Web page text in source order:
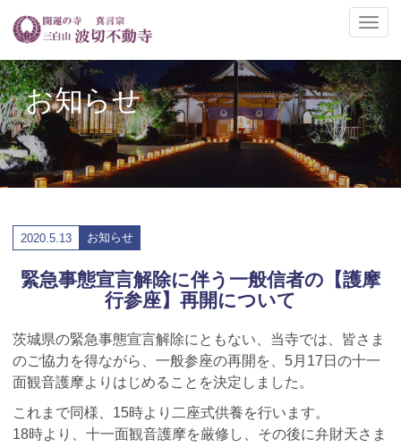
ナ
ゲ
ー
シ
ョ
の
切
お知らせ
2020.5.13 お知らせ
緊急事態宣言解除に伴う一般信者の【護摩
行参座】再開について
茨城県の緊急事態宣言解除にともない、当寺では、皆さま
のご協力を得ながら、一般参座の再開を、5月17日の十一
面観音護摩よりはじめることを決定しました。
これまで同様、15時より二座式供養を行います。
18時より、十一面観音護摩を厳修し、その後に弁財天さま